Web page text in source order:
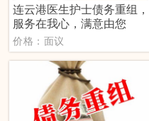
连云港医生护士债务重组，
服务在我心，满意由您
价格：面议